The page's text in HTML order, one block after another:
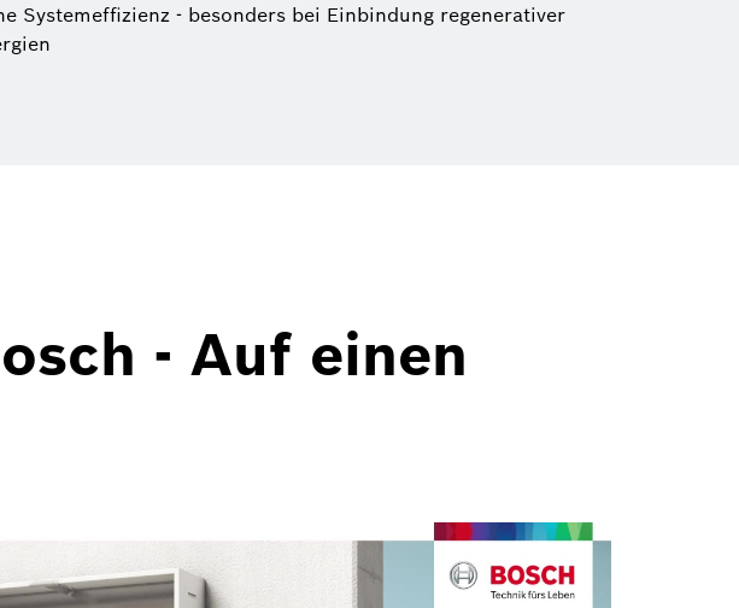
Systemeffizienz - besonders bei Einbindung regenerativer
- Auf einen